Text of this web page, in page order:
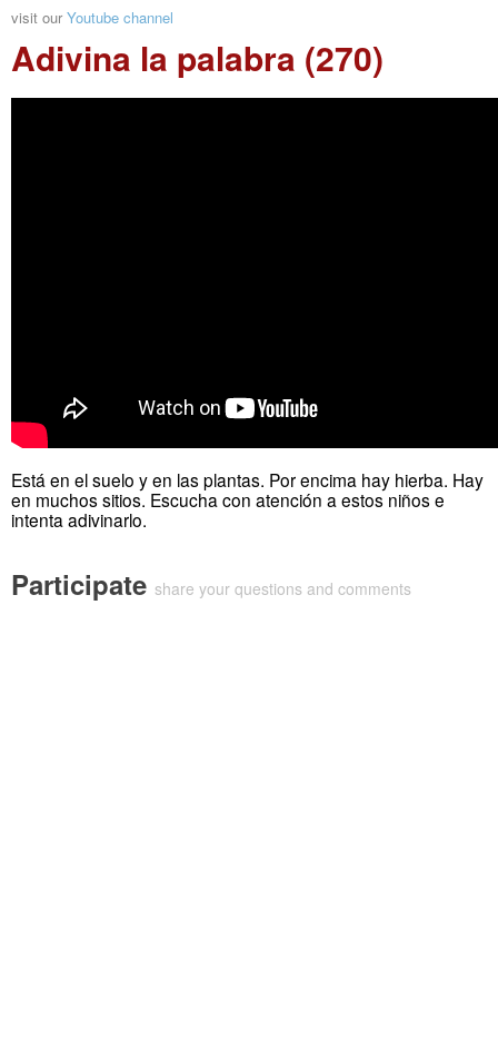
visit our Youtube channel
Adivina la palabra (270)
Está en el suelo y en las plantas. Por encima hay hierba. Hay
en muchos sitios. Escucha con atención a estos niños e
intenta adivinarlo.
Participate share your questions and comments